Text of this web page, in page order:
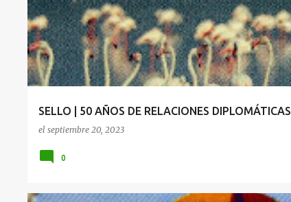
SELLO | 50 AÑOS DE RELACIONES DIPLOMÁTICAS
el septiembre 20, 2023
0